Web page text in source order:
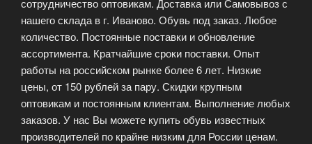
сотрудничество оптовикам. Доставка или Самовывоз с
нашего склада в г. Иваново. Обувь под заказ. Любое
количество. Постоянные поставки и обновление
ассортимента. Кратчайшие сроки поставки. Опыт
работы на российском рынке более 6 лет. Низкие
цены, от 150 рублей за пару. Скидки крупным
оптовикам и постоянным клиентам. Выполнение любых
заказов. У нас Вы можете купить обувь известных
производителей по крайне низким для России ценам.